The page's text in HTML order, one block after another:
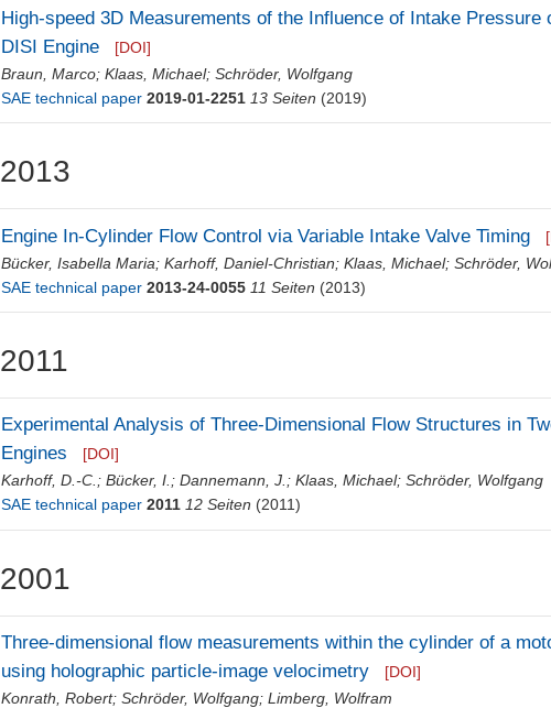
High-speed 3D Measurements of the Influence of Intake Pressure
DISI Engine
[DOI]
Braun, Marco;Klaas, Michael;Schröder, Wolfgang
SAE technical paper 2019-01-2251 13 Seiten (2019)
2013
Engine In-Cylinder Flow Control via Variable Intake Valve Timing
Bücker, Isabella Maria;Karhoff, Daniel-Christian;Klaas, Michael;Schröder,
SAE technical paper 2013-24-0055 11 Seiten (2013)
2011
Experimental Analysis of Three-Dimensional Flow Structures in
Engines
[DOI]
Karhoff, D.-C.;Bücker, I.;Dannemann, J.;Klaas, Michael;Schröder, Wolfgang
SAE technical paper 2011 12 Seiten (2011)
2001
Three-dimensional flow measurements within the cylinder of a
using holographic particle-image velocimetry
[DOI]
Konrath, Robert;Schröder, Wolfgang;Limberg, Wolfram